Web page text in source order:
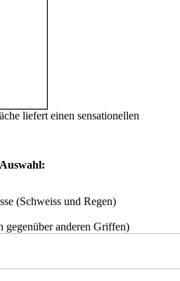
liefert einen sensationellen
(Schweiss und Regen)
gegenüber anderen Griffen)